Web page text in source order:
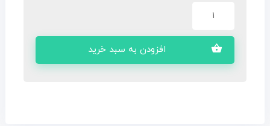
افزودن به سبد خرید